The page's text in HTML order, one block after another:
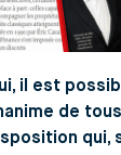
il est
de
qui,